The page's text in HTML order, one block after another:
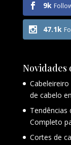
9k
47.1k
Novidades
de cabelo
Tendências
Completo
Cortes de